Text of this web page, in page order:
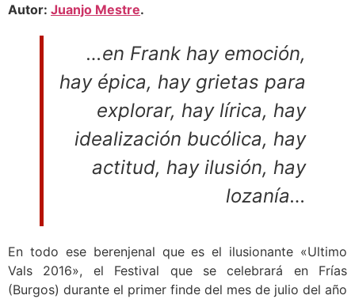
Autor: Juanjo Mestre.
…en Frank hay emoción,
hay épica, hay grietas para
explorar, hay lírica, hay
idealización bucólica, hay
actitud, hay ilusión, hay
lozanía…
En todo ese berenjenal que es el ilusionante «Ultimo
Vals 2016», el Festival que se celebrará en Frías
(Burgos) durante el primer finde del mes de julio del año